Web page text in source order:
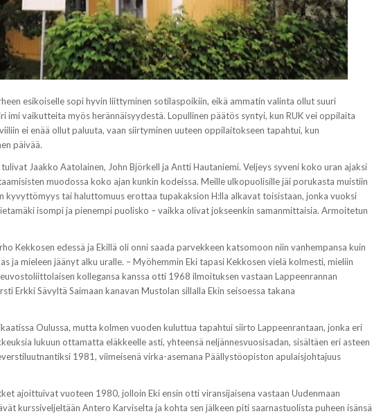
esikoiselle sopi hyvin liittyminen sotilaspoikiin, eikä ammatin valinta ollut suuri
imi vaikutteita myös herännäisyydestä. Lopullinen päätös syntyi, kun RUK vei oppilaita
ei enää ollut paluuta, vaan siirtyminen uuteen oppilaitokseen tapahtui, kun
päivää.
Jaakko Aatolainen, John Björkell ja Antti Hautaniemi. Veljeys syveni koko uran ajaksi
muodossa koko ajan kunkin kodeissa. Meille ulkopuolisille jäi porukasta muistiin
kyvyttömyys tai haluttomuus erottaa tupakaksion H:lla alkavat toisistaan, jonka vuoksi
isompi ja pienempi puolisko – vaikka olivat jokseenkin samanmittaisia. Armoitetun
Kekkosen edessä ja Ekillä oli onni saada parvekkeen katsomoon niin vanhempansa kuin
ja mieleen jäänyt alku uralle. – Myöhemmin Eki tapasi Kekkosen vielä kolmesti, mieliin
kollegansa kanssa otti 1968 ilmoituksen vastaan Lappeenrannan
Erkki Sävyltä Saimaan kanavan Mustolan sillalla Ekin seisoessa takana
Oulussa, mutta kolmen vuoden kuluttua tapahtui siirto Lappeenrantaan, jonka eri
lukuun ottamatta eläkkeelle asti, yhteensä neljännesvuosisadan, sisältäen eri asteen
1981, viimeisenä virka-asemana Päällystöopiston apulaisjohtajuus
ajoittuivat vuoteen 1980, jolloin Eki ensin otti viransijaisena vastaan Uudenmaan
kurssiveljeltään Antero Karviselta ja kohta sen jälkeen piti saarnastuolista puheen isänsä